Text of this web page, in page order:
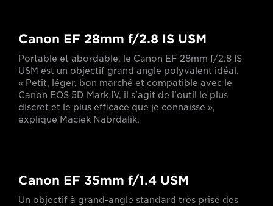
Canon EF 28mm f/2.8 IS USM
Portable et abordable, le Canon EF 28mm f/2.8 IS
USM est un objectif grand angle polyvalent idéal.
« Petit, léger, bon marché et compatible avec le
Canon EOS 5D Mark IV, il s'agit de l'outil le plus
discret et le plus efficace que je connaisse »,
explique Maciek Nabrdalik.
Canon EF 35mm f/1.4 USM
Un objectif à grand-angle standard très prisé des